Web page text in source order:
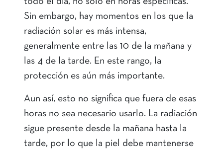
Sin embargo, hay momentos en los que la
radiación solar es más intensa,
generalmente entre las 10 de la mañana y
las 4 de la tarde. En este rango, la
protección es aún más importante.
Aun así, esto no significa que fuera de esas
horas no sea necesario usarlo. La radiación
sigue presente desde la mañana hasta la
tarde, por lo que la piel debe mantenerse